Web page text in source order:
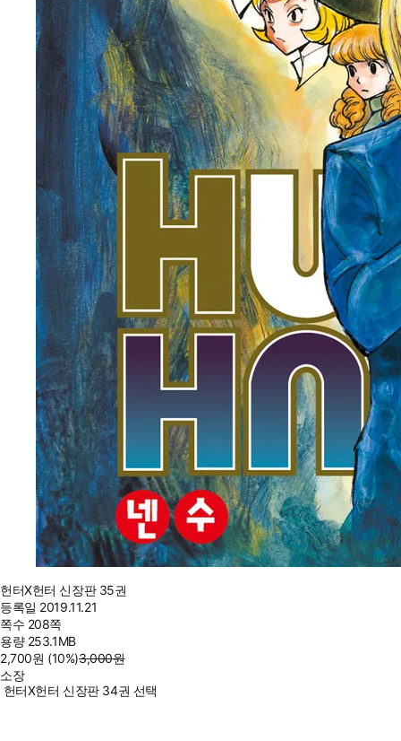
헌터X헌터 신장판 35권
등록일 2019.11.21
쪽수 208쪽
용량 253.1MB
2,700원 (10%)3,000원
소장
헌터X헌터 신장판 34권 선택